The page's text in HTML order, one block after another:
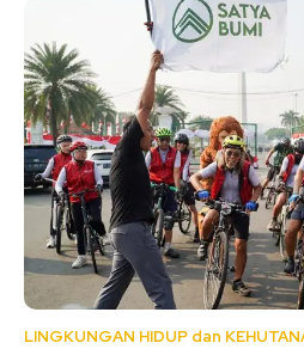
LINGKUNGAN HIDUP dan